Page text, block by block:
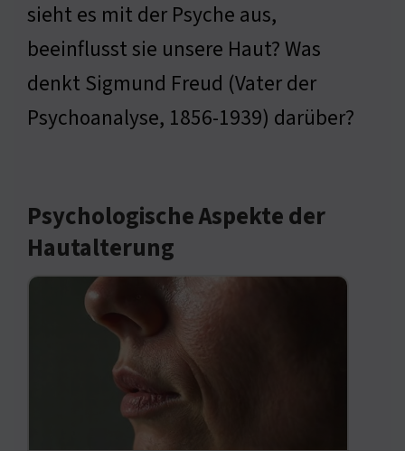
sieht es mit der Psyche aus,
beeinflusst sie unsere Haut? Was
denkt Sigmund Freud (Vater der
Psychoanalyse, 1856-1939) darüber?
Psychologische Aspekte der
Hautalterung